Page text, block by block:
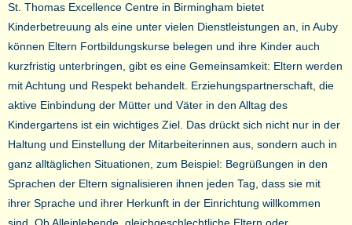
St. Thomas Excellence Centre in Birmingham bietet
Kinderbetreuung als eine unter vielen Dienstleistungen an, in Auby
können Eltern Fortbildungskurse belegen und ihre Kinder auch
kurzfristig unterbringen, gibt es eine Gemeinsamkeit: Eltern werden
mit Achtung und Respekt behandelt. Erziehungspartnerschaft, die
aktive Einbindung der Mütter und Väter in den Alltag des
Kindergartens ist ein wichtiges Ziel. Das drückt sich nicht nur in der
Haltung und Einstellung der Mitarbeiterinnen aus, sondern auch in
ganz alltäglichen Situationen, zum Beispiel: Begrüßungen in den
Sprachen der Eltern signalisieren ihnen jeden Tag, dass sie mit
ihrer Sprache und ihrer Herkunft in der Einrichtung willkommen